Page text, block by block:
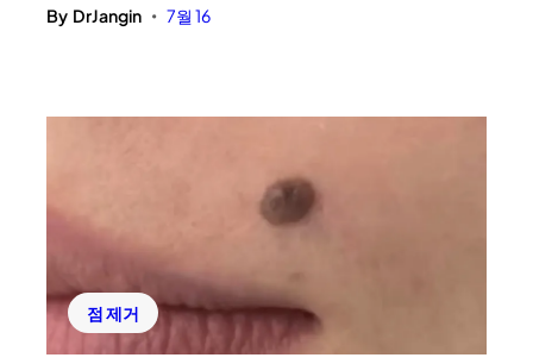
By DrJangin • 7월 16
점 제거